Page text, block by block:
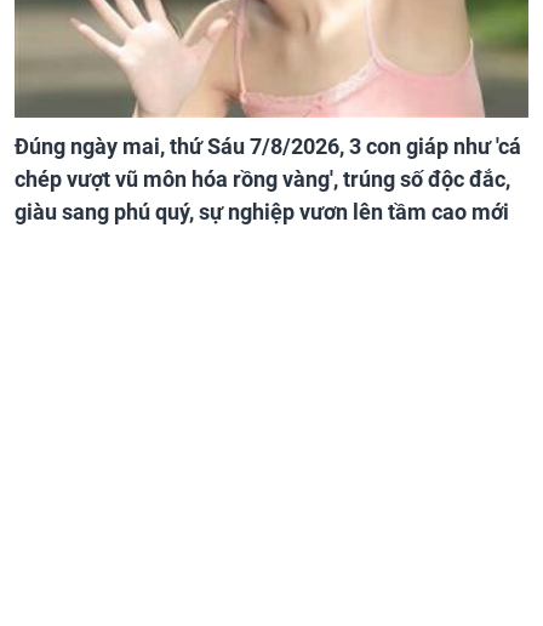
Đúng ngày mai, thứ Sáu 7/8/2026, 3 con giáp như 'cá
chép vượt vũ môn hóa rồng vàng', trúng số độc đắc,
giàu sang phú quý, sự nghiệp vươn lên tầm cao mới